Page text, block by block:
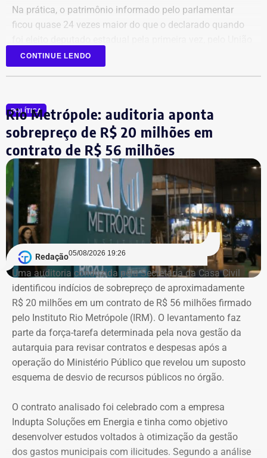
Na prática, o patrimônio informado pelo parlamentar
ficou quase 24 vezes maior do que o declarado quando
Brasil.
Agora candidato à reeleição na Assembleia Legislativa do
Rio (Alerj) pelo PSD, Cozzolino declarou mais de R$ 610
mil em bens. Entre os itens informados à Justiça Eleitoral
estão dois registros classificados genericamente como
“outros bens e direitos”, nos valores de R$ 95.985,48 e R$
97.555,75.
As declarações de bens são prestadas pelos próprios
candidatos à Justiça Eleitoral e podem considerar os
valores históricos de aquisição dos bens, e não
necessariamente seus preços de mercado.
O crescimento patrimonial, por si só, não indica a
existência de irregularidades.
CONTINUE LENDO
POLÍTICA
Rio Metrópole: auditoria aponta
sobrepreço de R$ 20 milhões em
contrato de R$ 56 milhões
Redação05/08/2026 19:26
Uma auditoria conduzida pela Secretaria da Casa Civil
identificou indícios de sobrepreço de aproximadamente
R$ 20 milhões em um contrato de R$ 56 milhões firmado
pelo Instituto Rio Metrópole (IRM). O levantamento faz
parte da força-tarefa determinada pela nova gestão da
autarquia para revisar contratos e despesas após a
operação do Ministério Público que revelou um suposto
esquema de desvio de recursos públicos no órgão.
O contrato analisado foi celebrado com a empresa
Indupta Soluções em Energia e tinha como objetivo
desenvolver estudos voltados à otimização da gestão
dos gastos municipais com ilicitudes. Segundo a análise